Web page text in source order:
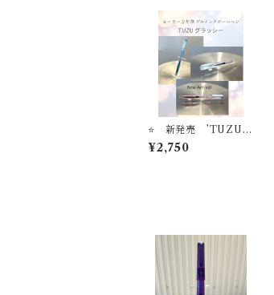
⭐️ 新発売 ’TUZU’
グラッシー セーラー
万年筆 ボールペン
¥2,750